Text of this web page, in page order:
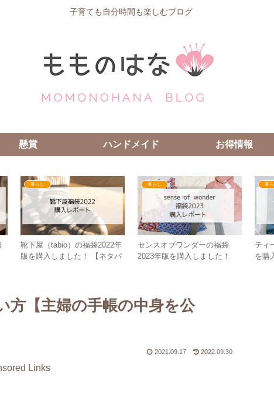
子育ても自分時間も楽しむブログ
懸賞 ハンドメイド お得情報
暮らし
靴下屋（tabio）の福袋2022年
版を購入しました！ 【ネタバ
暮らし
センスオブワンダーの福袋
2023年版を購入しました！
暮ら
ティ
を購
方【主婦の手帳の中身を公
2021.09.17 2022.09.30
Links